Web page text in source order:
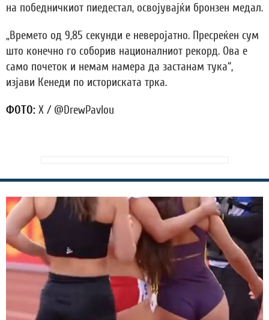
на победничкиот пиедестал, освојувајќи бронзен медал.
„Времето од 9,85 секунди е неверојатно. Пресреќен сум
што конечно го соборив националниот рекорд. Ова е
само почеток и немам намера да застанам тука“,
изјави Кенеди по историската трка.
ФОТО: X / @DrewPavlou